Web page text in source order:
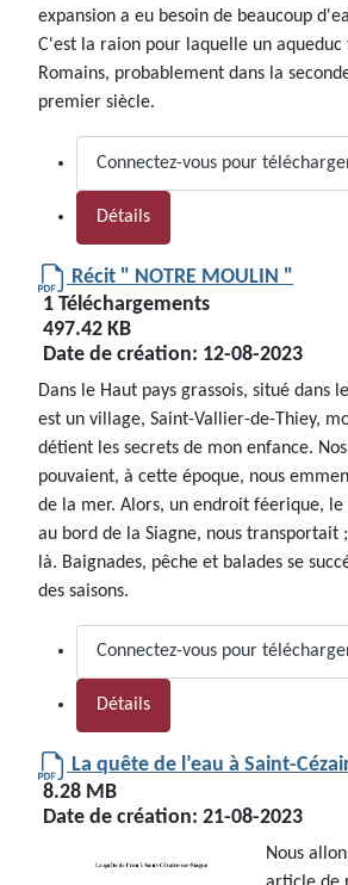
expansion a eu besoin de beaucoup
C'est la raion pour laquelle un
Romains, probablement dans la
premier siècle.
Connectez-vous pour
Détails
Récit " NOTRE MOULIN "
1 Téléchargements
497.42 KB
Date de création: 12-08-2023
Dans le Haut pays grassois, situé dans
est un village, Saint-Vallier-de-Thiey,
détient les secrets de mon enfance.
pouvaient, à cette époque, nous
de la mer. Alors, un endroit féerique, le
au bord de la Siagne, nous transportait
là. Baignades, pêche et balades se
des saisons.
Connectez-vous pour
Détails
La quête de l’eau à Saint-
8.28 MB
Date de création: 21-08-2023
Nous